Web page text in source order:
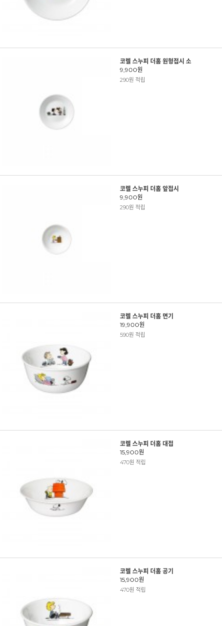
코렐 스누피 더홈 원형접시 소
9,900원
290원 적립
코렐 스누피 더홈 앞접시
9,900원
290원 적립
코렐 스누피 더홈 면기
19,900원
590원 적립
코렐 스누피 더홈 대접
15,900원
470원 적립
코렐 스누피 더홈 공기
15,900원
470원 적립